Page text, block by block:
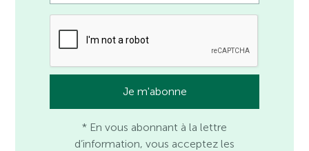
* En vous abonnant à la lettre
d’information, vous acceptez les